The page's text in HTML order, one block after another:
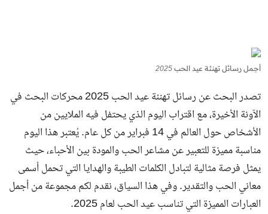
أجمل رسائل تهنئة عيد الحب 2025
تصدر البحث عن رسائل تهنئة عيد الحب 2025 محركات البحث في
الآونة الأخيرة، مع اقتراب اليوم الذي يحتفل فيه الملايين من
الأشخاص حول العالم في 14 فبراير من كل عام. يُعتبر هذا اليوم
مناسبة مميزة للتعبير عن مشاعر الحب والمودة بين الأحباء، حيث
يمثل فرصة مثالية لتبادل الكلمات الطيبة والهدايا التي تحمل أسمى
معاني الحب والتقدير. وفي هذا السياق، نقدم لكم مجموعة من أجمل
العبارات المميزة التي تناسب عيد الحب لعام 2025.